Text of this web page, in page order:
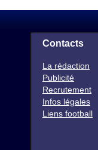
Contacts
La rédaction
Publicité
Recrutement
Infos légales
Liens football